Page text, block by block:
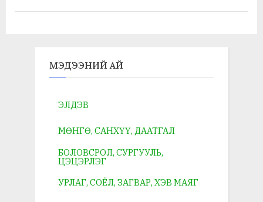
МЭДЭЭНИЙ АЙ
ЭЛДЭВ
МӨНГӨ, САНХҮҮ, ДААТГАЛ
БОЛОВСРОЛ, СУРГУУЛЬ,
ЦЭЦЭРЛЭГ
УРЛАГ, СОЁЛ, ЗАГВАР, ХЭВ МАЯГ